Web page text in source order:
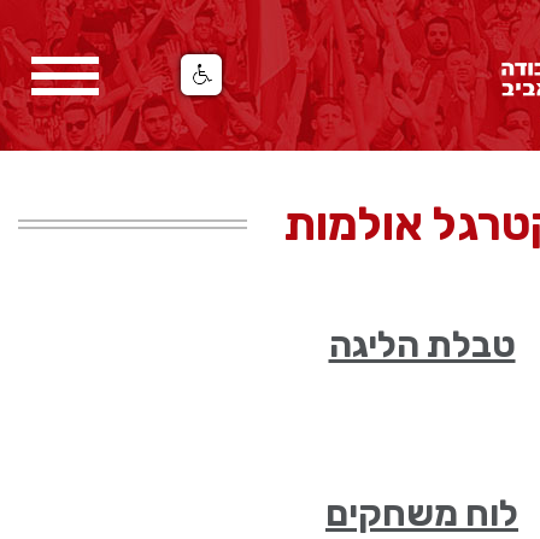
אולמות
טבלת הליגה
לוח משחקים